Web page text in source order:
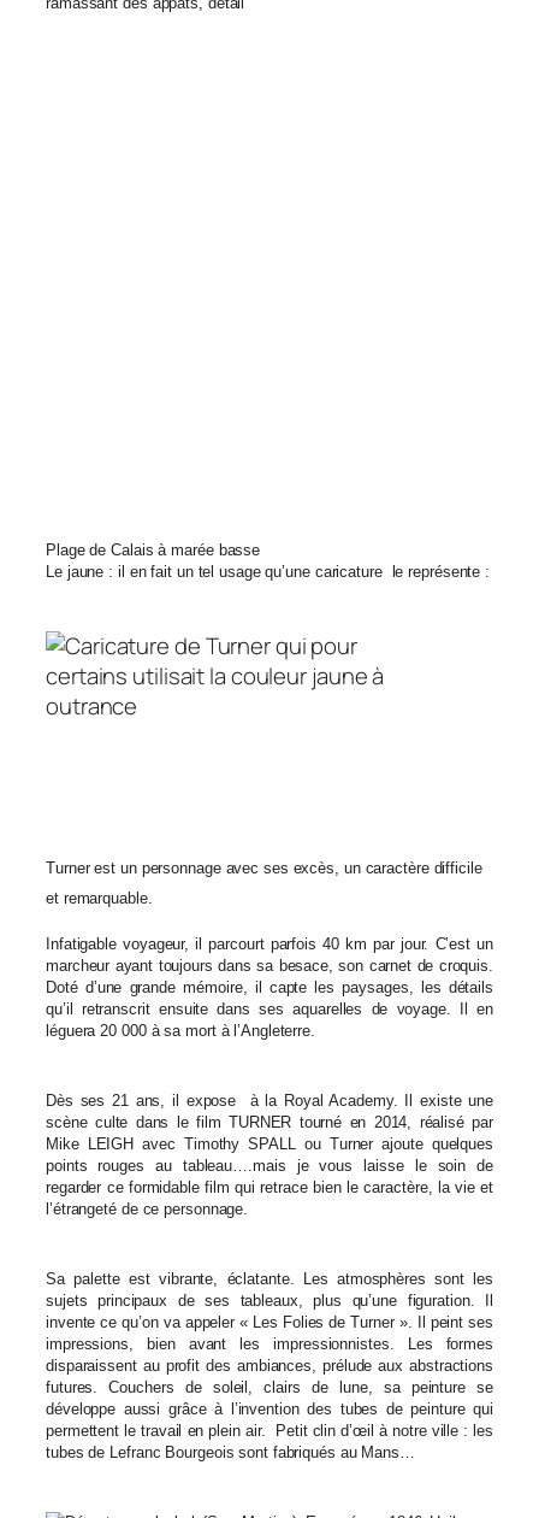
Plage de Calais à marée basse
Le jaune : il en fait un tel usage qu’une caricature le représente :
Turner est un personnage avec ses excès, un caractère difficile
et remarquable.
Infatigable voyageur, il parcourt parfois 40 km par jour. C’est un
marcheur ayant toujours dans sa besace, son carnet de croquis.
Doté d’une grande mémoire, il capte les paysages, les détails
qu’il retranscrit ensuite dans ses aquarelles de voyage. Il en
léguera 20 000 à sa mort à l’Angleterre.
Dès ses 21 ans, il expose à la Royal Academy. Il existe une
scène culte dans le film TURNER tourné en 2014, réalisé par
Mike LEIGH avec Timothy SPALL ou Turner ajoute quelques
points rouges au tableau….mais je vous laisse le soin de
regarder ce formidable film qui retrace bien le caractère, la vie et
l’étrangeté de ce personnage.
Sa palette est vibrante, éclatante. Les atmosphères sont les
sujets principaux de ses tableaux, plus qu’une figuration. Il
invente ce qu’on va appeler « Les Folies de Turner ». Il peint ses
impressions, bien avant les impressionnistes. Les formes
disparaissent au profit des ambiances, prélude aux abstractions
futures. Couchers de soleil, clairs de lune, sa peinture se
développe aussi grâce à l’invention des tubes de peinture qui
permettent le travail en plein air. Petit clin d’œil à notre ville : les
tubes de Lefranc Bourgeois sont fabriqués au Mans…